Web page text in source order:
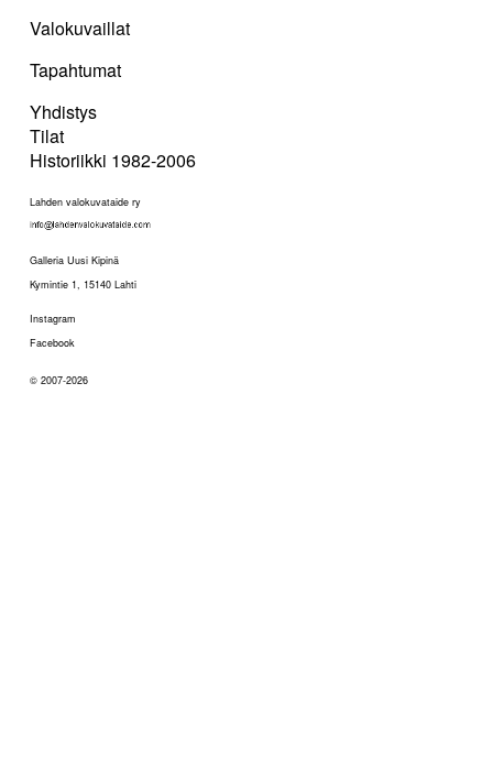
Valokuvaillat
Tapahtumat
Yhdistys
Tilat
Historiikki 1982-2006
Lahden valokuvataide ry
Galleria Uusi Kipinä
Kymintie 1, 15140 Lahti
Instagram
Facebook
© 2007-2026